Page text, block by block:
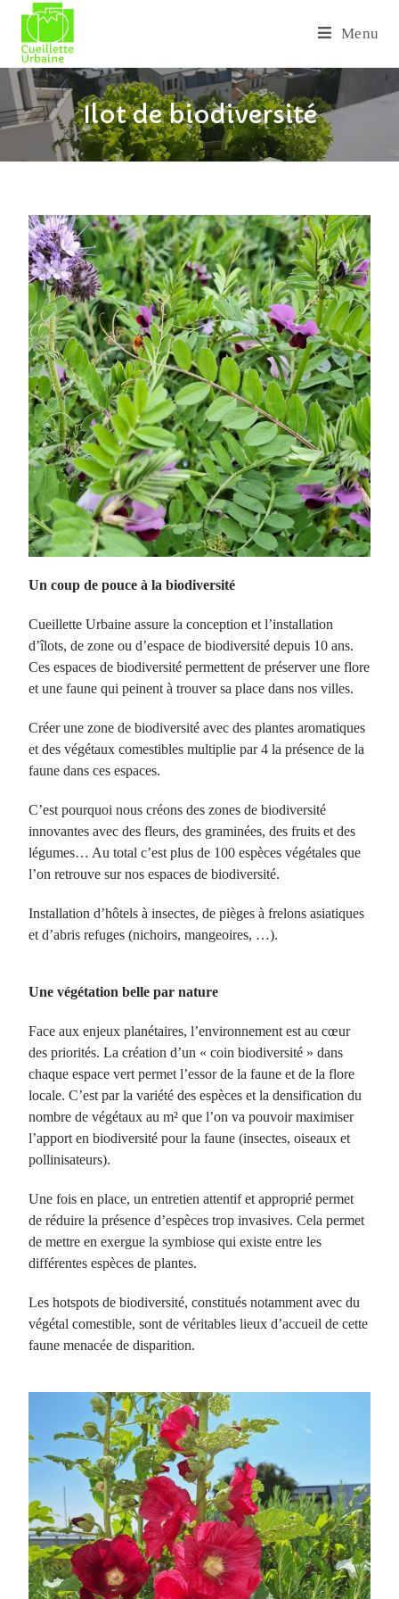
Menu
Ilot de biodiversité
Un coup de pouce à la biodiversité
Cueillette Urbaine assure la conception et l’installation
d’îlots, de zone ou d’espace de biodiversité depuis 10 ans.
Ces espaces de biodiversité permettent de préserver une flore
et une faune qui peinent à trouver sa place dans nos villes.
Créer une zone de biodiversité avec des plantes aromatiques
et des végétaux comestibles multiplie par 4 la présence de la
faune dans ces espaces.
C’est pourquoi nous créons des zones de biodiversité
innovantes avec des fleurs, des graminées, des fruits et des
légumes… Au total c’est plus de 100 espèces végétales que
l’on retrouve sur nos espaces de biodiversité.
Installation d’hôtels à insectes, de pièges à frelons asiatiques
et d’abris refuges (nichoirs, mangeoires, …).
Une végétation belle par nature
Face aux enjeux planétaires, l’environnement est au cœur
des priorités. La création d’un « coin biodiversité » dans
chaque espace vert permet l’essor de la faune et de la flore
locale. C’est par la variété des espèces et la densification du
nombre de végétaux au m² que l’on va pouvoir maximiser
l’apport en biodiversité pour la faune (insectes, oiseaux et
pollinisateurs).
Une fois en place, un entretien attentif et approprié permet
de réduire la présence d’espèces trop invasives. Cela permet
de mettre en exergue la symbiose qui existe entre les
différentes espèces de plantes.
Les hotspots de biodiversité, constitués notamment avec du
végétal comestible, sont de véritables lieux d’accueil de cette
faune menacée de disparition.